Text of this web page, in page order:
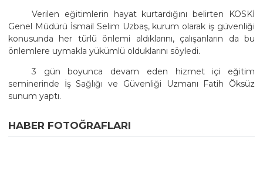
Verilen eğitimlerin hayat kurtardığını belirten KOSKİ
Genel Müdürü İsmail Selim Uzbaş, kurum olarak iş güvenliği
konusunda her türlü önlemi aldıklarını, çalışanların da bu
önlemlere uymakla yükümlü olduklarını söyledi.
3 gün boyunca devam eden hizmet içi eğitim
seminerinde İş Sağlığı ve Güvenliği Uzmanı Fatih Öksüz
sunum yaptı.
HABER FOTOĞRAFLARI